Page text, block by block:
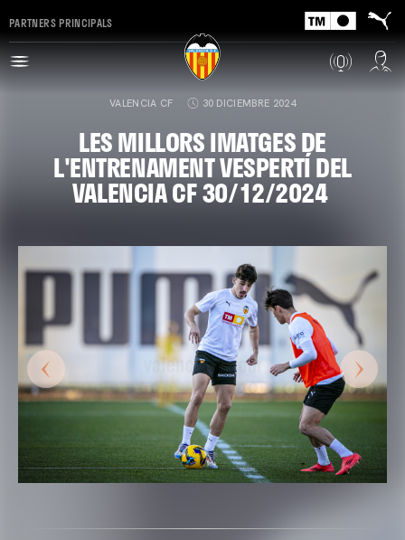
PARTNERS PRINCIPALS
VALENCIA CF 30 DICIEMBRE 2024
LES MILLORS IMATGES DE
L'ENTRENAMENT VESPERTÍ DEL
VALENCIA CF 30/12/2024